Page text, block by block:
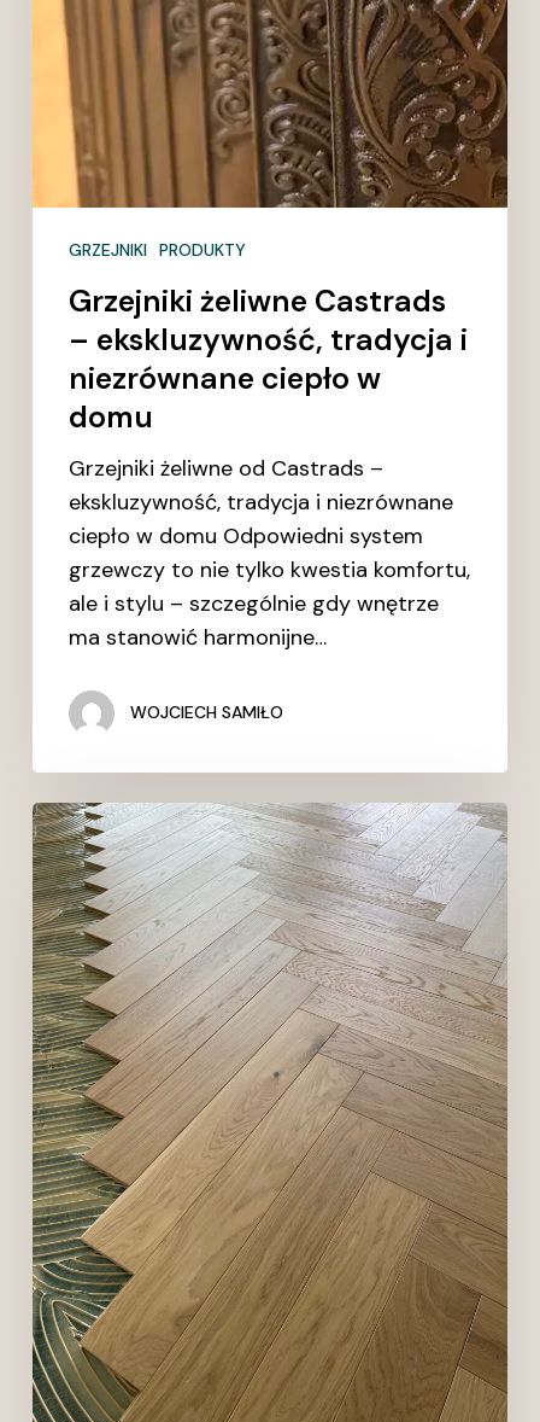
GRZEJNIKI PRODUKTY
Grzejniki żeliwne Castrads
– ekskluzywność, tradycja i
niezrównane ciepło w
domu
Grzejniki żeliwne od Castrads –
ekskluzywność, tradycja i niezrównane
ciepło w domu Odpowiedni system
grzewczy to nie tylko kwestia komfortu,
ale i stylu – szczególnie gdy wnętrze
ma stanowić harmonijne…
WOJCIECH SAMIŁO
Perfekcyjne
przygotowanie
podłoża
pod
montaż
podłogi
drewnianej
–
kompletny
przewodnik
eksperta